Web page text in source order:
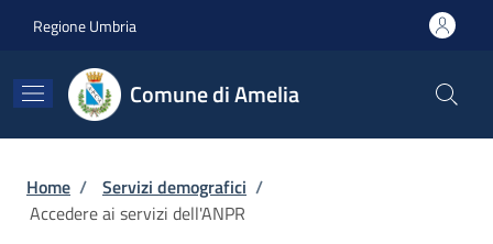
Regione Umbria
Comune di Amelia
Briciole di pane
Home / Servizi demografici /
Accedere ai servizi dell'ANPR